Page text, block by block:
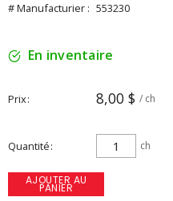
# Manufacturier : 553230
En inventaire
Prix 8,00 $ / ch
Quantité ch
AJOUTER AU
PANIER